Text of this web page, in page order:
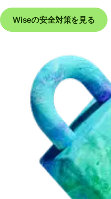
Wiseの安全対策を見る